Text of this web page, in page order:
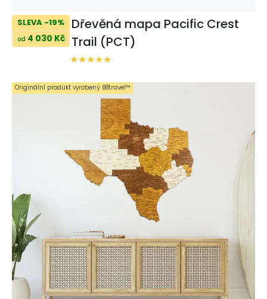
SLEVA -19%
od 4 030 Kč
Dřevěná mapa Pacific Crest
Trail (PCT)
Originální produkt vyrobený 68travel™️